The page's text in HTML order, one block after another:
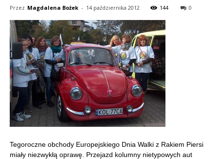
Przez Magdalena Bożek - 14 października 2012 144 0
Tegoroczne obchody Europejskiego Dnia Walki z Rakiem Piersi
miały niezwykłą oprawę. Przejazd kolumny nietypowych aut